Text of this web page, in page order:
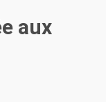
aux